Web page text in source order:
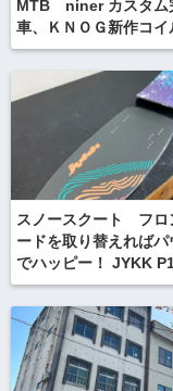
MTB niner カスタム
車、ＫＮＯＧ新作コイ
車 カギ
スノースクート フロ
ードを取り替えればパ
でハッピー！ JYKK
トボード